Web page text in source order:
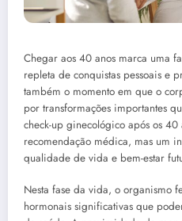
Chegar aos 40 anos marca uma
repleta de conquistas pessoais e
também o momento em que o
por transformações importantes
check-up ginecológico após os 40
recomendação médica, mas um
qualidade de vida e bem-estar
Nesta fase da vida, o organismo
hormonais significativas que